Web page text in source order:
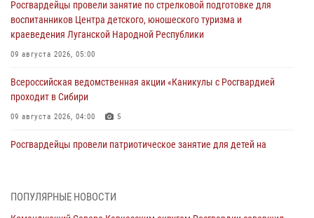
Росгвардейцы провели занятие по стрелковой подготовке для
воспитанников Центра детского, юношеского туризма и
краеведения Луганской Народной Республики
09 августа 2026, 05:00
Всероссийская ведомственная акции «Каникулы с Росгвардией
проходит в Сибири
09 августа 2026, 04:00 5
Росгвардейцы провели патриотическое занятие для детей на
ПОПУЛЯРНЫЕ НОВОСТИ